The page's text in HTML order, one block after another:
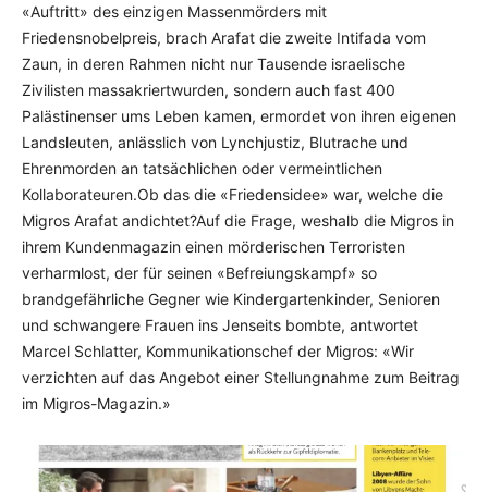
«Auftritt» des einzigen Massenmörders mit
Friedensnobelpreis, brach Arafat die zweite Intifada vom
Zaun, in deren Rahmen nicht nur Tausende israelische
Zivilisten massakriertwurden, sondern auch fast 400
Palästinenser ums Leben kamen, ermordet von ihren eigenen
Landsleuten, anlässlich von Lynchjustiz, Blutrache und
Ehrenmorden an tatsächlichen oder vermeintlichen
Kollaborateuren.Ob das die «Friedensidee» war, welche die
Migros Arafat andichtet?Auf die Frage, weshalb die Migros in
ihrem Kundenmagazin einen mörderischen Terroristen
verharmlost, der für seinen «Befreiungskampf» so
brandgefährliche Gegner wie Kindergartenkinder, Senioren
und schwangere Frauen ins Jenseits bombte, antwortet
Marcel Schlatter, Kommunikationschef der Migros: «Wir
verzichten auf das Angebot einer Stellungnahme zum Beitrag
im Migros-Magazin.»